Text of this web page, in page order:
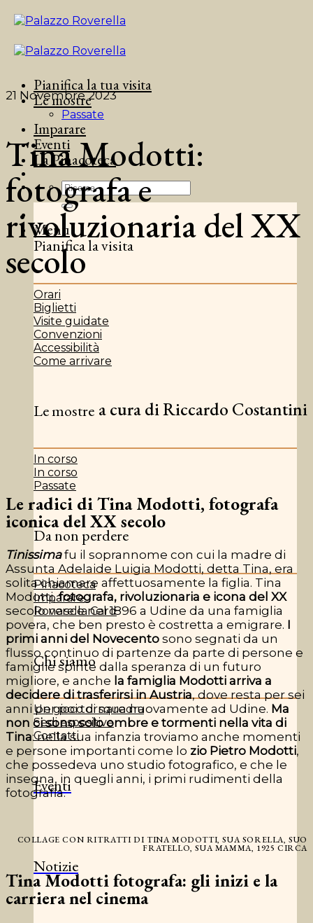
Salta
Pianifica la tua visita
Le mostre
Passate
Imparare
Eventi
La Pinacoteca
Menu
Pianifica la visita
Orari
Biglietti
Visite guidate
Convenzioni
Accessibilità
Come arrivare
Le mostre
In corso
In corso
Passate
Da non perdere
Pinacoteca
Imparare
Roverella Card
Chi siamo
Un gioco di squadra
Sedi espositive
Contatti
Eventi
Notizie
21 Novembre 2023
Tina Modotti:
fotografa e
rivoluzionaria del XX
secolo
a cura di Riccardo Costantini
Le radici di Tina Modotti, fotografa
iconica del XX secolo
Tinissimafu il soprannome con cui la madre di
Assunta Adelaide Luigia Modotti, detta Tina, era
solita chiamare affettuosamente la figlia. Tina
Modotti,fotografa, rivoluzionaria e icona del XX
secolo nasce nel 1896 a Udine da una famiglia
povera, che ben presto è costretta a emigrare. I
primi anni del Novecento sono segnati da un
flusso continuo di partenze da parte di persone e
famiglie spinte dalla speranza di un futuro
migliore, e anche la famiglia Modotti arriva a
decidere di trasferirsi in Austria, dove resta per sei
anni per poi tornare nuovamente ad Udine. Ma
non ci sono solo ombre e tormenti nella vita di
Tina:nella sua infanzia troviamo anche momenti
e persone importanti come lo zio Pietro Modotti,
che possedeva uno studio fotografico, e che le
insegna, in quegli anni, i primi rudimenti della
fotografia.
COLLAGE CON RITRATTI DI TINA MODOTTI, SUA SORELLA, SUO
FRATELLO, SUA MAMMA, 1925 CIRCA
Tina Modotti fotografa: gli inizi e la
carriera nel cinema